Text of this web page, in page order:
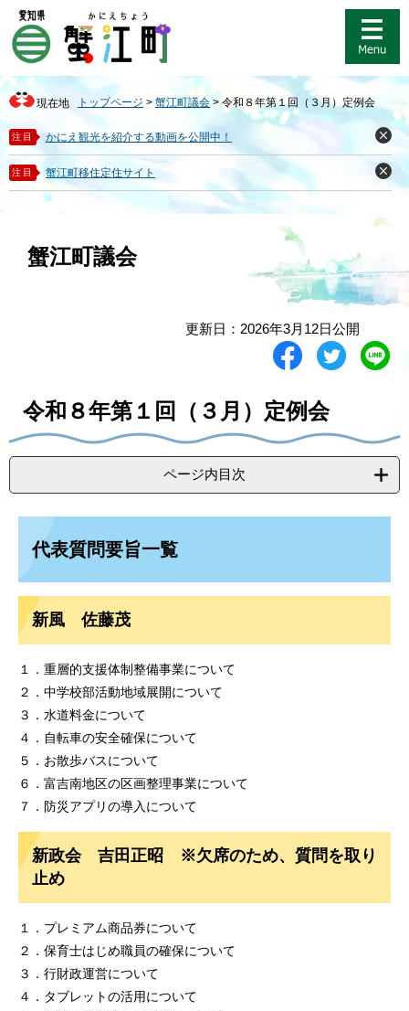
ジ
先
頭
で
す
。
ュ
を
飛
ば
し
て
本
現在地 トップページ > 蟹江町議会 > 令和８年第１回（３月）定例会
注目 かにえ観光を紹介する動画を公開中！
閉
じ
る
注目 蟹江町移住定住サイト
閉
じ
蟹江町議会
更新日：2026年3月12日公開
シ
す
る
ツ
る
L
る
令和８年第１回（３月）定例会
ページ内目次
代表質問要旨一覧
新風 佐藤茂
１．重層的支援体制整備事業について
２．中学校部活動地域展開について
３．水道料金について
４．自転車の安全確保について
５．お散歩バスについて
６．富吉南地区の区画整理事業について
７．防災アプリの導入について
新政会 吉田正昭 ※欠席のため、質問を取り
止め
１．プレミアム商品券について
２．保育士はじめ職員の確保について
３．行財政運営について
４．タブレットの活用について